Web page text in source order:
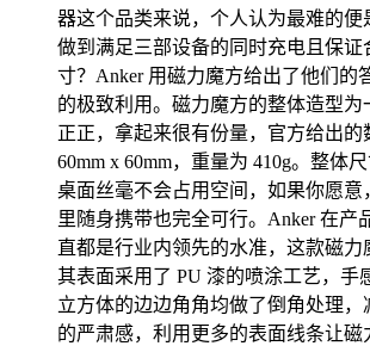
器这个品类来说，个人认为最难的便
做到满足三部设备的同时充电且保证
寸？Anker 用磁力魔方给出了他们的
的极致利用。磁力魔方的整体造型为
正正，拿起来很有份量，官方给出的
60mm x 60mm，重量为 410g。整体
桌面丝毫不会占用空间，如果你愿意
里随身携带也完全可行。Anker 在产
直都是行业内领先的水准，这款磁力
其表面采用了 PU 漆的喷涂工艺，手
立方体的边边角角均做了倒角处理，
的严肃感，利用更多的表面线条让磁